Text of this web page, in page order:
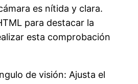
es nítida y clara.
para destacar la
esta comprobación
de visión: Ajusta el